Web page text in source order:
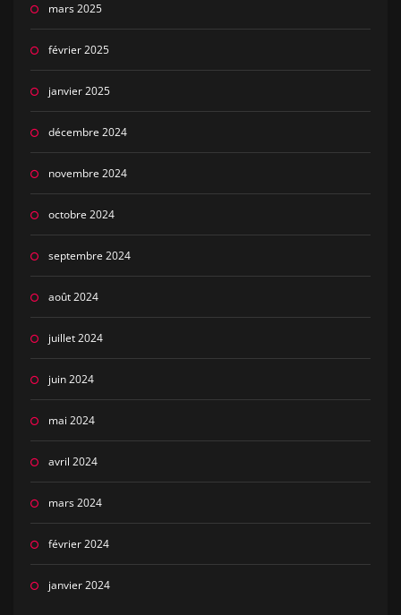
mars 2025
février 2025
janvier 2025
décembre 2024
novembre 2024
octobre 2024
septembre 2024
août 2024
juillet 2024
juin 2024
mai 2024
avril 2024
mars 2024
février 2024
janvier 2024